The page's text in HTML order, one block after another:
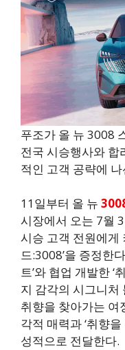
푸조가 올 뉴 3008
전국 시승행사와 합
적인 고객 공략에
11일부터 올 뉴
시장에서 오는 7월
시승 고객 전원에게
드:3008’을 증정한
트’와 협업 개발한 ‘
지 감각의 시그니처
취향을 찾아가는 여
각적 매력과 ‘취향
성적으로 전달한다.